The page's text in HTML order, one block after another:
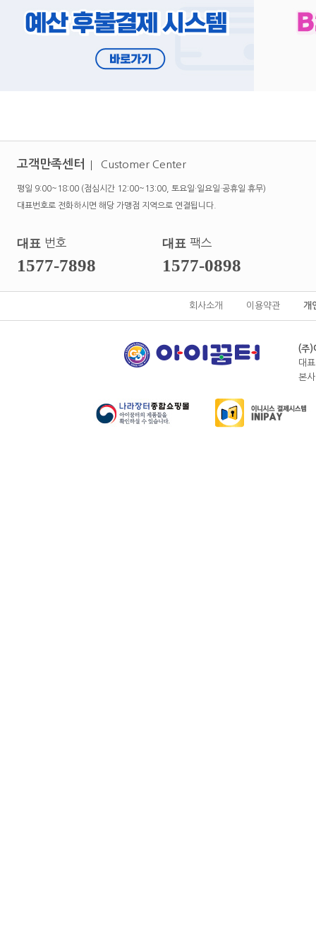
고객만족센터 Customer Center
평일 9:00~18:00 (점심시간 12:00~13:00, 토요일·일요일·공휴일 휴무)
대표번호로 전화하시면 해당 가맹점 지역으로 연결됩니다.
대표 번호
1577-7898
대표 팩스
1577-0898
회사소개 이용약관 개
(주)
대
본